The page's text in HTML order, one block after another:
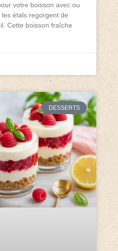
votre boisson avec ou
étals regorgent de
Cette boisson fraîche
DESSERTS